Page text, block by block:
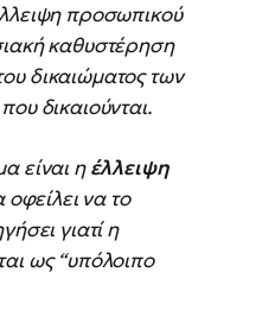
προσωπικού
καθυστέρηση
δικαιώματος των
δικαιούνται.
είναι ηέλλειψη
οφείλει να το
γιατί η
ως “υπόλοιπο